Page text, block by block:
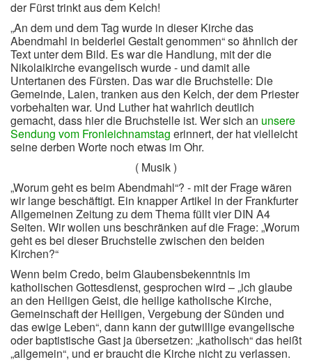
der Fürst trinkt aus dem Kelch!
„An dem und dem Tag wurde in dieser Kirche das
Abendmahl in beiderlei Gestalt genommen“ so ähnlich der
Text unter dem Bild. Es war die Handlung, mit der die
Nikolaikirche evangelisch wurde - und damit alle
Untertanen des Fürsten. Das war die Bruchstelle: Die
Gemeinde, Laien, tranken aus den Kelch, der dem Priester
vorbehalten war. Und Luther hat wahrlich deutlich
gemacht, dass hier die Bruchstelle ist. Wer sich an unsere
Sendung vom Fronleichnamstag erinnert, der hat vielleicht
seine derben Worte noch etwas im Ohr.
( Musik )
„Worum geht es beim Abendmahl“? - mit der Frage wären
wir lange beschäftigt. Ein knapper Artikel in der Frankfurter
Allgemeinen Zeitung zu dem Thema füllt vier DIN A4
Seiten. Wir wollen uns beschränken auf die Frage: „Worum
geht es bei dieser Bruchstelle zwischen den beiden
Kirchen?“
Wenn beim Credo, beim Glaubensbekenntnis im
katholischen Gottesdienst, gesprochen wird – „ich glaube
an den Heiligen Geist, die heilige katholische Kirche,
Gemeinschaft der Heiligen, Vergebung der Sünden und
das ewige Leben“, dann kann der gutwillige evangelische
oder baptistische Gast ja übersetzen: „katholisch“ das heißt
„allgemein“, und er braucht die Kirche nicht zu verlassen.